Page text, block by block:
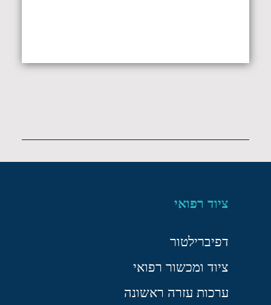
ציוד רפואי
דפיברילטור
ציוד ומכשור רפואי
ערכות עזרה ראשונה